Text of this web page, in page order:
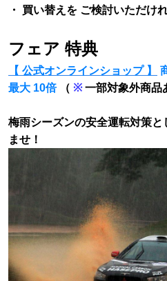
・ 買い替えを ご検討いただけ
フェア 特典
【 公式オンラインショップ 】
最大 10倍（ ※一部対象外商品
梅雨シーズンの安全運転対策
ませ！